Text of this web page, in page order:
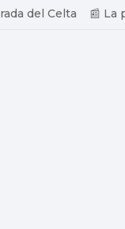
del Celta 📰 La